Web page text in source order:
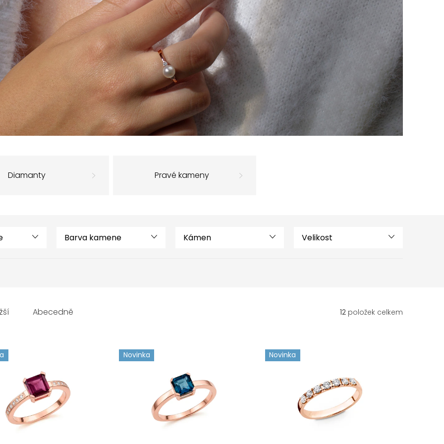
Diamanty Pravé kameny
Barva kamene Kámen Velikost
Abecedně 12 položek celkem
Novinka Novinka